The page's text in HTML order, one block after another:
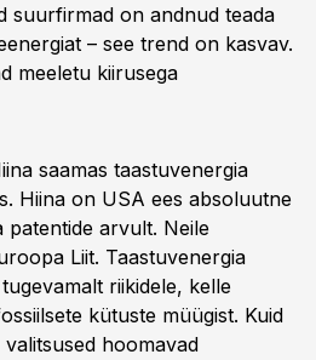
suurfirmad on andnud teada
– see trend on kasvav.
meeletu kiirusega
saamas taastuvenergia
Hiina on USA ees absoluutne
patentide arvult. Neile
Liit. Taastuvenergia
riikidele, kelle
kütuste müügist. Kuid
hoomavad